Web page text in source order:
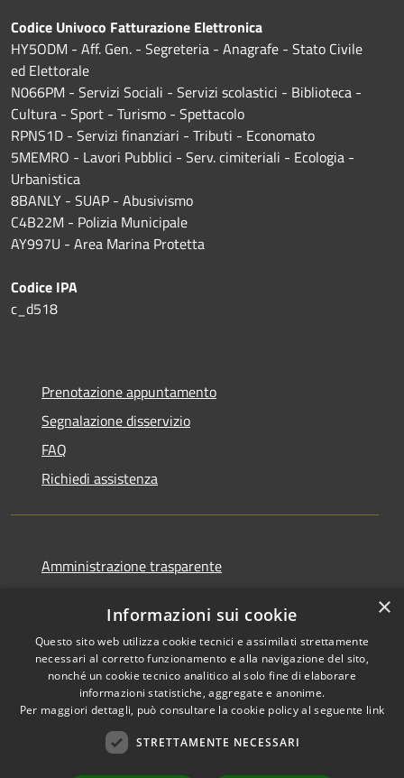
Codice Univoco Fatturazione Elettronica
HY5ODM - Aff. Gen. - Segreteria - Anagrafe - Stato Civile
ed Elettorale
N066PM - Servizi Sociali - Servizi scolastici - Biblioteca -
Cultura - Sport - Turismo - Spettacolo
RPNS1D - Servizi finanziari - Tributi - Economato
5MEMRO - Lavori Pubblici - Serv. cimiteriali - Ecologia -
Urbanistica
8BANLY - SUAP - Abusivismo
C4B22M - Polizia Municipale
AY997U - Area Marina Protetta
Codice IPA
c_d518
Prenotazione appuntamento
Segnalazione disservizio
FAQ
Richiedi assistenza
Amministrazione trasparente
Dichiarazione di accessibilità
Copyright © 2026 • Comune di
×
Informazioni sui cookie
Questo sito web utilizza cookie tecnici e assimilati strettamente
necessari al corretto funzionamento e alla navigazione del sito,
nonché un cookie tecnico analitico al solo fine di elaborare
informazioni statistiche, aggregate e anonime.
Per maggiori dettagli, può consultare la cookie policy al seguente link
STRETTAMENTE NECESSARI